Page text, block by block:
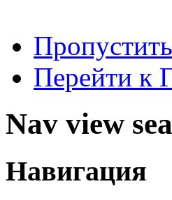
Перейти к
Nav view
Навигация